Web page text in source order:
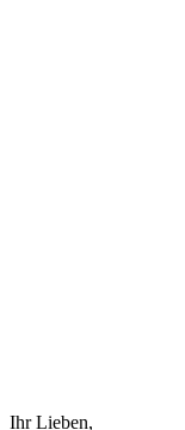
Ihr Lieben,